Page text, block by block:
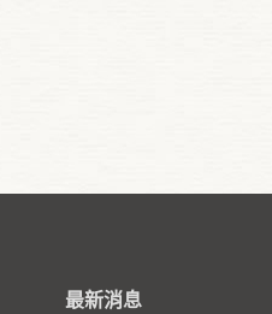
最新消息